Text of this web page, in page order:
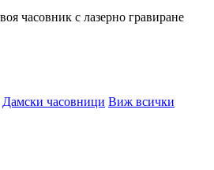
часовник с лазерно гравиране
Дамски часовници Виж всички